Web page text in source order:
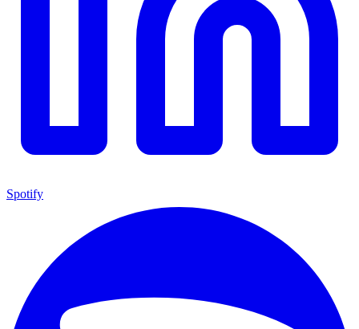
Spotify